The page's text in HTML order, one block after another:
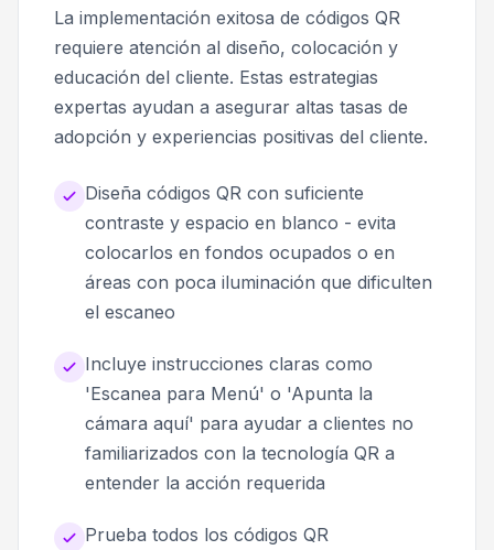
La implementación exitosa de códigos QR
requiere atención al diseño, colocación y
educación del cliente. Estas estrategias
expertas ayudan a asegurar altas tasas de
adopción y experiencias positivas del cliente.
Diseña códigos QR con suficiente
contraste y espacio en blanco - evita
colocarlos en fondos ocupados o en
áreas con poca iluminación que dificulten
el escaneo
Incluye instrucciones claras como
'Escanea para Menú' o 'Apunta la
cámara aquí' para ayudar a clientes no
familiarizados con la tecnología QR a
entender la acción requerida
Prueba todos los códigos QR